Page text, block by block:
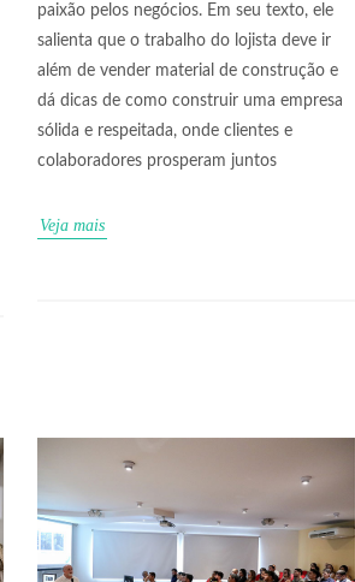
paixão pelos negócios. Em seu texto, ele
salienta que o trabalho do lojista deve ir
além de vender material de construção e
dá dicas de como construir uma empresa
sólida e respeitada, onde clientes e
colaboradores prosperam juntos
Veja mais